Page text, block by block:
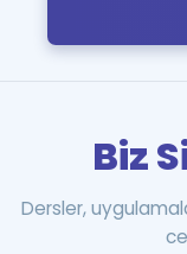
Biz
Dersler,